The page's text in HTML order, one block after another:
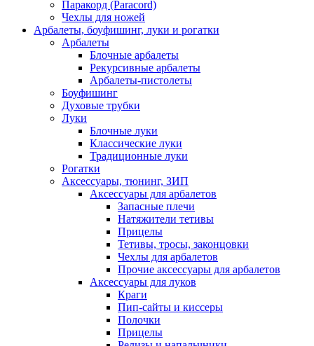
Паракорд (Paracord)
Чехлы для ножей
Арбалеты, боуфишинг, луки и рогатки
Арбалеты
Блочные арбалеты
Рекурсивные арбалеты
Арбалеты-пистолеты
Боуфишинг
Духовые трубки
Луки
Блочные луки
Классические луки
Традиционные луки
Рогатки
Аксессуары, тюнинг, ЗИП
Аксессуары для арбалетов
Запасные плечи
Натяжители тетивы
Прицелы
Тетивы, тросы, законцовки
Чехлы для арбалетов
Прочие аксессуары для арбалетов
Аксессуары для луков
Краги
Пип-сайты и киссеры
Полочки
Прицелы